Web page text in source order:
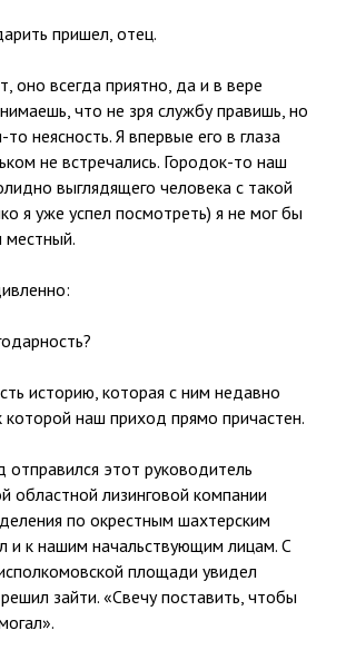
пришел, отец.
оно всегда приятно, да и в вере
что не зря службу правишь, но
неясность. Я впервые его в глаза
не встречались. Городок-то наш
выглядящего человека с такой
я уже успел посмотреть) я не мог бы
местный.
историю, которая с ним недавно
которой наш приход прямо причастен.
отправился этот руководитель
областной лизинговой компании
по окрестным шахтерским
и к нашим начальствующим лицам. С
площади увидел
зайти. «Свечу поставить, чтобы